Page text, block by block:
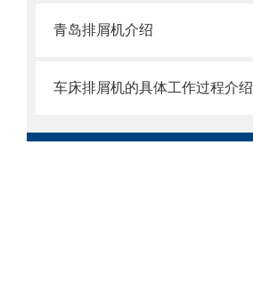
青岛排屑机介绍
车床排屑机的具体工作过程介绍